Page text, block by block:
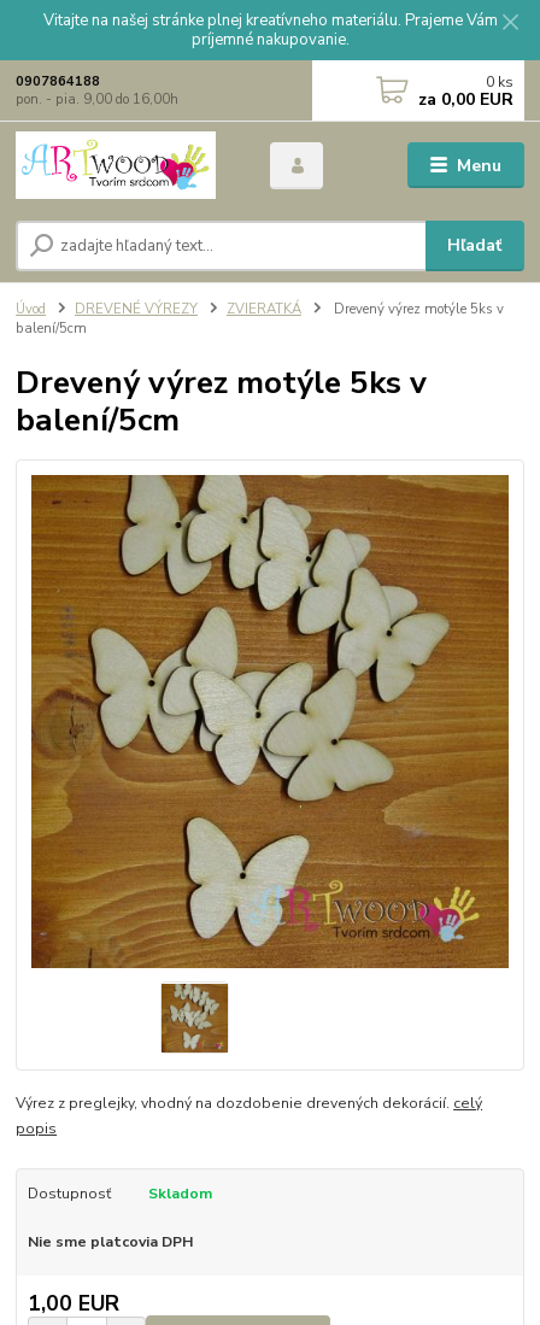
Vitajte na našej stránke plnej kreatívneho materiálu. Prajeme Vám
príjemné nakupovanie.
Menu
Hľadať
0907864188
pon. - pia. 9,00 do 16,00h
0 ks
za 0,00 EUR
Úvod DREVENÉ VÝREZY ZVIERATKÁ
Drevený výrez motýle 5ks v
balení/5cm
Drevený výrez motýle 5ks v
balení/5cm
Výrez z preglejky, vhodný na dozdobenie drevených dekorácií. celý
popis
Dostupnosť Skladom
Nie sme platcovia DPH
1,00 EUR